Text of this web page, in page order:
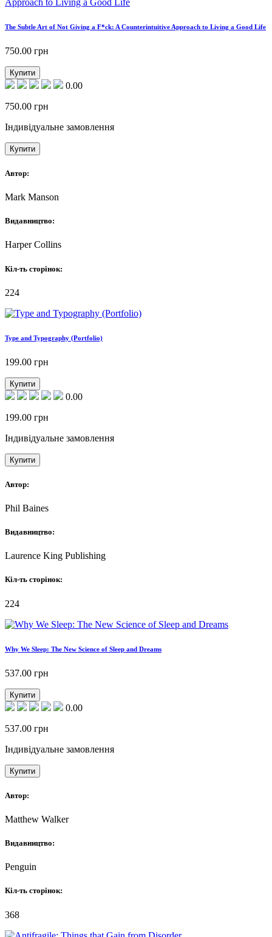
The Subtle Art of Not Giving a F*ck: A Counterintuitive Approach to Living a Good Life
750.00 грн
Купити
0.00
750.00 грн
Індивідуальне замовлення
Купити
Автор:
Mark Manson
Видавництво:
Harper Collins
Кіл-ть сторінок:
224
Type and Typography (Portfolio)
199.00 грн
Купити
0.00
199.00 грн
Індивідуальне замовлення
Купити
Автор:
Phil Baines
Видавництво:
Laurence King Publishing
Кіл-ть сторінок:
224
Why We Sleep: The New Science of Sleep and Dreams
537.00 грн
Купити
0.00
537.00 грн
Індивідуальне замовлення
Купити
Автор:
Matthew Walker
Видавництво:
Penguin
Кіл-ть сторінок:
368